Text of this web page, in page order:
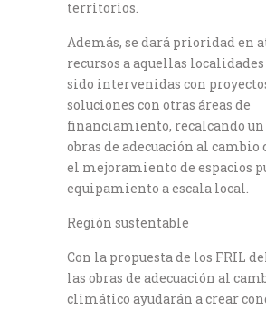
territorios.
Además, se dará prioridad en
recursos a aquellas
sido intervenidas con
soluciones con otras áreas de
financiamiento, recalcando un
obras de adecuación al
el mejoramiento de espacios
equipamiento a escala local.
Región sustentable
Con la propuesta de los FRIL
las obras de adecuación al
climático ayudarán a crear